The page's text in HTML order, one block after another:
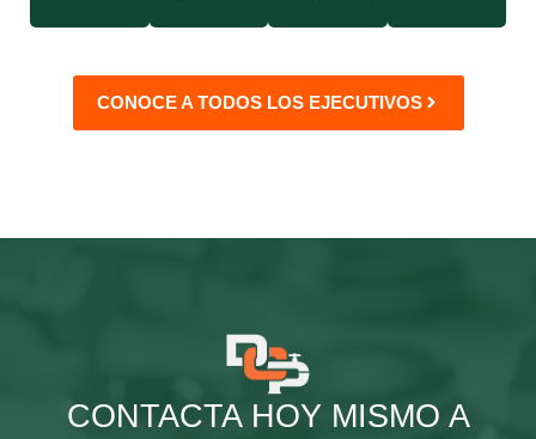
CONOCE A TODOS LOS EJECUTIVOS
CONTACTA HOY MISMO A